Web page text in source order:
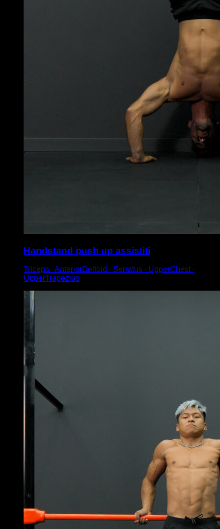
Handstand push up assistiti
Triceps ∙ AnteriorDeltoid ∙ Serratus ∙ UpperChest ∙
UpperTrapezius